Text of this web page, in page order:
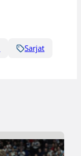
Sarjat